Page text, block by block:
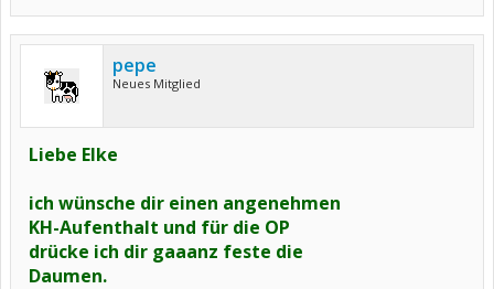
pepe
Neues Mitglied
Liebe Elke
ich wünsche dir einen angenehmen
KH-Aufenthalt und für die OP
drücke ich dir gaaanz feste die
Daumen.